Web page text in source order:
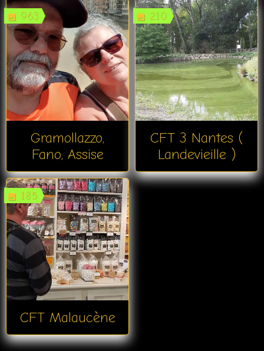
963
Gramollazzo,
Fano, Assise
210
CFT 3 Nantes (
Landevieille )
185
CFT Malaucène